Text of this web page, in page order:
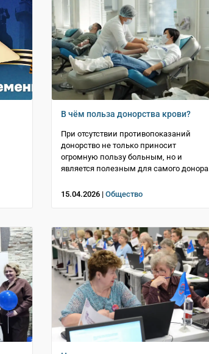
В чём польза донорства крови?
При отсутствии противопоказаний
донорство не только приносит
огромную пользу больным, но и
является полезным для самого донора
15.04.2026 | Общество